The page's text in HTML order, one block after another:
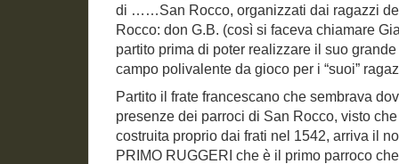
di ……San Rocco, organizzati dai ragazzi
Rocco: don G.B. (così si faceva chiamare
partito prima di poter realizzare il suo
campo polivalente da gioco per i “suoi”
Partito il frate francescano che sembrava
presenze dei parroci di San Rocco, visto
costruita proprio dai frati nel 1542, arriva il
PRIMO RUGGERI che è il primo parroco